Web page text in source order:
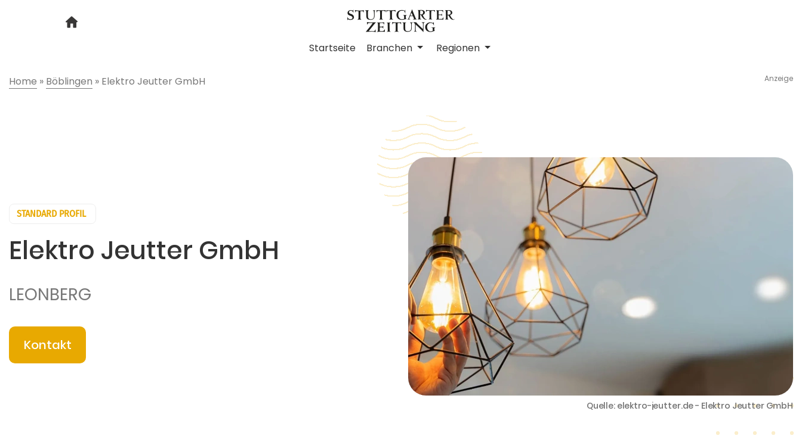
Startseite Branchen Regionen
Home » Böblingen » Elektro Jeutter GmbH Anzeige
STANDARD PROFIL
Elektro Jeutter GmbH
LEONBERG
Kontakt
Quelle: elektro-jeutter.de - Elektro Jeutter GmbH